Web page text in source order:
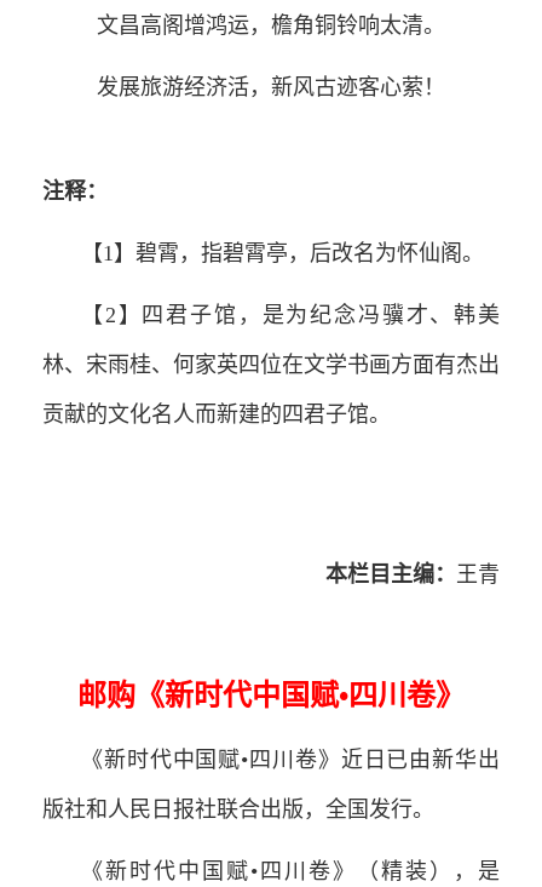
文昌高阁增鸿运，檐角铜铃响太清。
发展旅游经济活，新风古迹客心萦！
注释：
【1】碧霄，指碧霄亭，后改名为怀仙阁。
【2】四君子馆，是为纪念冯骥才、韩美
林、宋雨桂、何家英四位在文学书画方面有杰出
贡献的文化名人而新建的四君子馆。
本栏目主编： 王青
邮购《新时代中国赋•四川卷》
《新时代中国赋•四川卷》近日已由新华出
版社和人民日报社联合出版，全国发行。
《新时代中国赋•四川卷》（精装），是